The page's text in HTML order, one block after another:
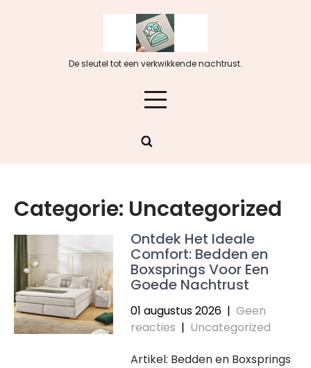
De sleutel tot een verkwikkende nachtrust.
Categorie: Uncategorized
Ontdek Het Ideale
Comfort: Bedden en
Boxsprings Voor Een
Goede Nachtrust
01 augustus 2026 | Geen
reacties | Uncategorized
Artikel: Bedden en Boxsprings